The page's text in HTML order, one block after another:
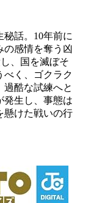
話。10年前に
の感情を奪う凶
、国を滅ぼそ
べく、ゴクラク
過酷な試練へと
発生し、事態は
けた戦いの行